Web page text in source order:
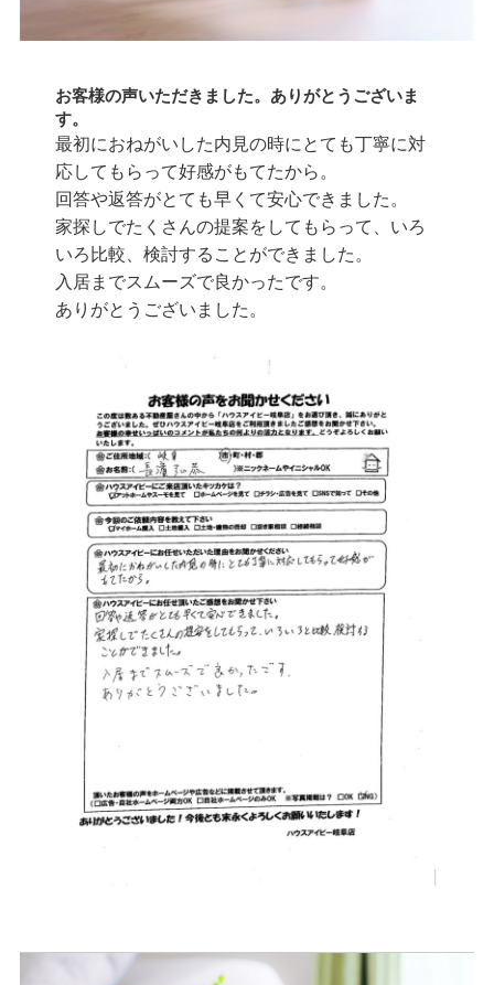
お客様の声いただきました。ありがとうございま
す。
最初におねがいした内見の時にとても丁寧に対
応してもらって好感がもてたから。
回答や返答がとても早くて安心できました。
家探しでたくさんの提案をしてもらって、いろ
いろ比較、検討することができました。
入居までスムーズで良かったです。
ありがとうございました。